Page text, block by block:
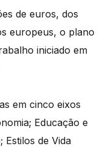
de euros, dos
europeus, o plano
iniciado em
em cinco eixos
Educação e
Estilos de Vida